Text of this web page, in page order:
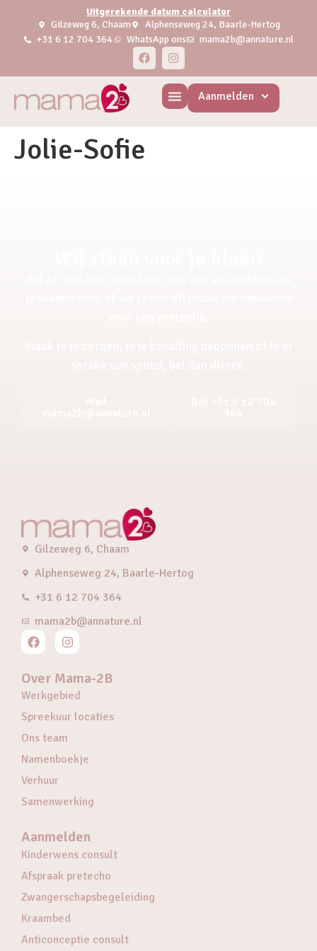
Uitgerekende datum calculator
Gilzeweg 6, Chaam
Alphenseweg 24, Baarle-Hertog
+31 6 12 704 364
WhatsApp ons mama2b@annature.nl
Aanmelden
Jolie-Sofie
Gilzeweg 6, Chaam
Alphenseweg 24, Baarle-Hertog
+31 6 12 704 364
mama2b@annature.nl
Over Mama-2B
Werkgebied
Spreekuur locaties
Ons team
Namenboekje
Verhuur
Samenwerking
Aanmelden
Kinderwens consult
Afspraak pretecho
Zwangerschapsbegeleiding
Kraambed
Anticonceptie consult